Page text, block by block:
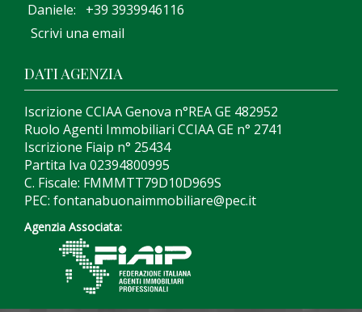
Daniele: +39 3939946116
Scrivi una email
DATI AGENZIA
Iscrizione CCIAA Genova n°REA GE 482952
Ruolo Agenti Immobiliari CCIAA GE n° 2741
Iscrizione Fiaip n° 25434
Partita Iva 02394800995
C. Fiscale: FMMMTT79D10D969S
PEC: fontanabuonaimmobiliare@pec.it
Agenzia Associata: